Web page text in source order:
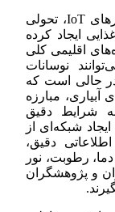
مدل‌سازی ریزاقلیم با بهره‌گیری از حسگرهای IoT، تحولی
ایجاد کرده
اقلیمی کلی
نوسانات
در حالی است که
آبیاری، مبارزه
شرایط دقیق
ایجاد شبکه‌ای از
دقیق،
رطوبت، نور
و پژوهشگران